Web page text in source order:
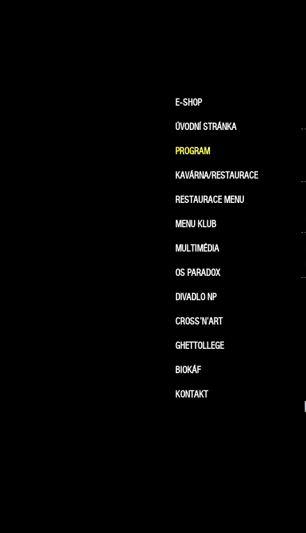
E-SHOP
ÚVODNÍ STRÁNKA
PROGRAM
KAVÁRNA/RESTAURACE
RESTAURACE MENU
MENU KLUB
MULTIMÉDIA
OS PARADOX
DIVADLO NP
CROSS’N’ART
GHETTOLLEGE
BIOKÁF
KONTAKT